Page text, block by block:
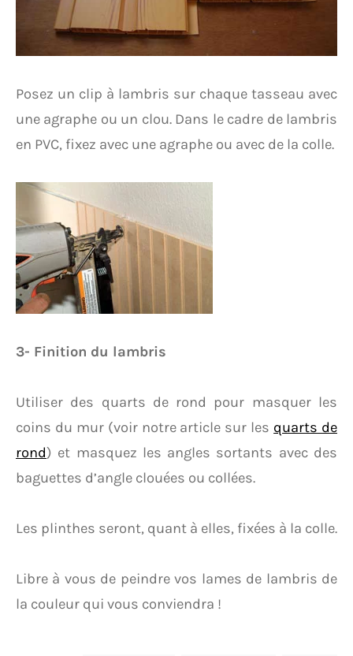
Posez un clip à lambris sur chaque tasseau avec
une agraphe ou un clou. Dans le cadre de lambris
en PVC, fixez avec une agraphe ou avec de la colle.
3- Finition du lambris
Utiliser des quarts de rond pour masquer les
coins du mur (voir notre article sur les quarts de
rond) et masquez les angles sortants avec des
baguettes d’angle clouées ou collées.
Les plinthes seront, quant à elles, fixées à la colle.
Libre à vous de peindre vos lames de lambris de
la couleur qui vous conviendra !